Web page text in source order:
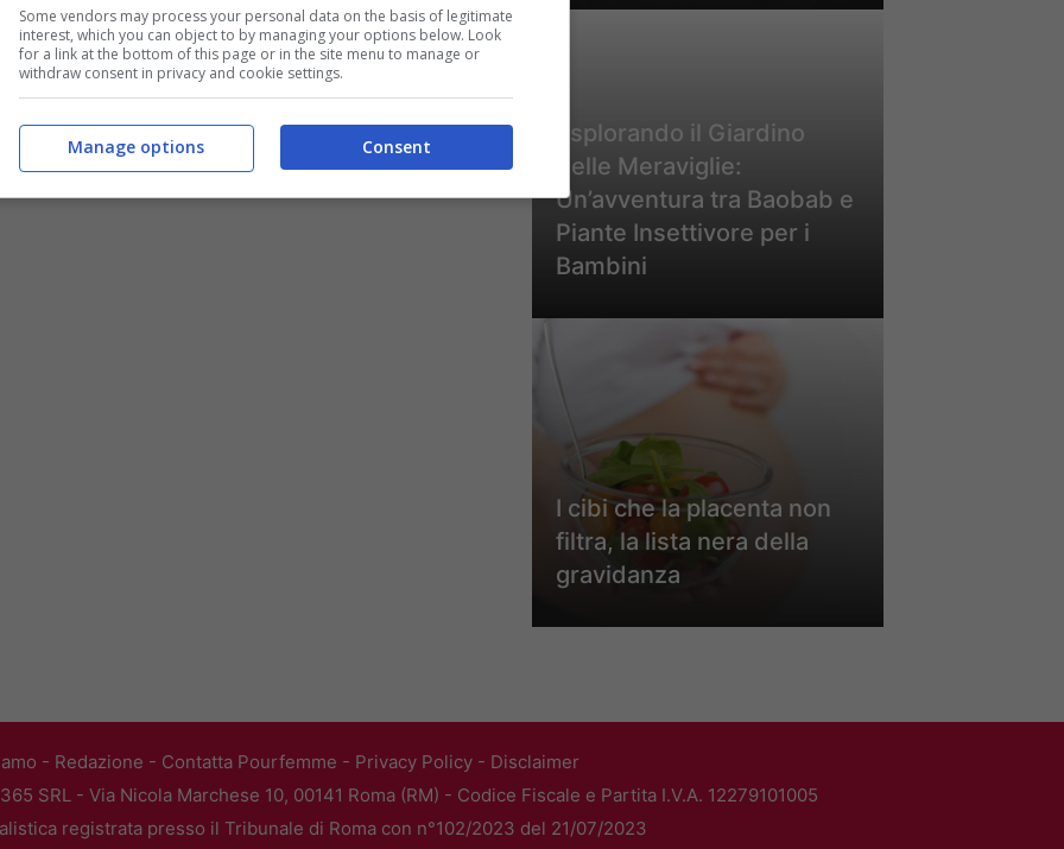
Esplorando il Giardino
delle Meraviglie:
Un’avventura tra Baobab e
Piante Insettivore per i
Bambini
I cibi che la placenta non
filtra, la lista nera della
gravidanza
- Redazione - Contatta Pourfemme - Privacy Policy- Disclaimer
SRL - Via Nicola Marchese 10, 00141 Roma (RM) - Codice Fiscale e Partita I.V.A. 12279101005
registrata presso il Tribunale di Roma con n°102/2023 del 21/07/2023
Some vendors may process your personal data on the basis of legitimate
interest, which you can object to by managing your options below. Look
for a link at the bottom of this page or in the site menu to manage or
withdraw consent in privacy and cookie settings.
Consent
Manage options